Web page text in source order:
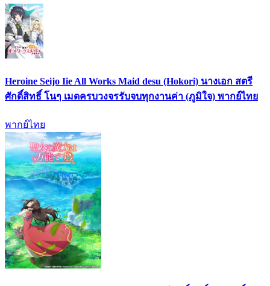
Heroine Seijo Iie All Works Maid desu (Hokori) นางเอก สตรี
ศักดิ์สิทธิ์ โนๆ เมดครบวงจรรับจบทุกงานค่า (ภูมิใจ) พากย์ไทย
พากย์ไทย